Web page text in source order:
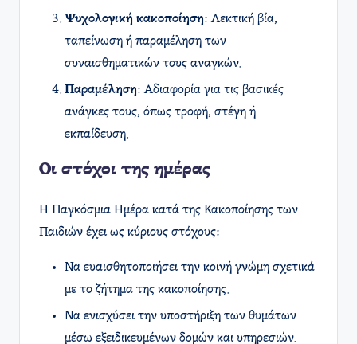
Ψυχολογική κακοποίηση: Λεκτική βία,
ταπείνωση ή παραμέληση των
συναισθηματικών τους αναγκών.
Παραμέληση: Αδιαφορία για τις βασικές
ανάγκες τους, όπως τροφή, στέγη ή
εκπαίδευση.
Οι στόχοι της ημέρας
Η Παγκόσμια Ημέρα κατά της Κακοποίησης των
Παιδιών έχει ως κύριους στόχους:
Να ευαισθητοποιήσει την κοινή γνώμη σχετικά
με το ζήτημα της κακοποίησης.
Να ενισχύσει την υποστήριξη των θυμάτων
μέσω εξειδικευμένων δομών και υπηρεσιών.